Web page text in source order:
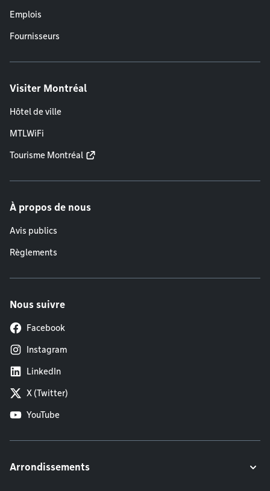
Emplois
Fournisseurs
Visiter Montréal
Hôtel de ville
MTLWiFi
Tourisme Montréal
À propos de nous
Avis publics
Règlements
Nous suivre
Facebook
Instagram
LinkedIn
X (Twitter)
YouTube
Arrondissements